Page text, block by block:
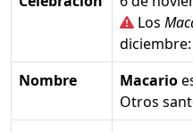
Los
diciembre:
Nombre
Macario
Otros